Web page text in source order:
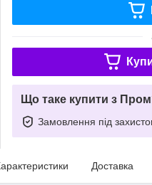
Що таке купити з
Замовлення під
Доставка